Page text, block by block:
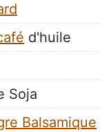
d'huile
Soja
Balsamique